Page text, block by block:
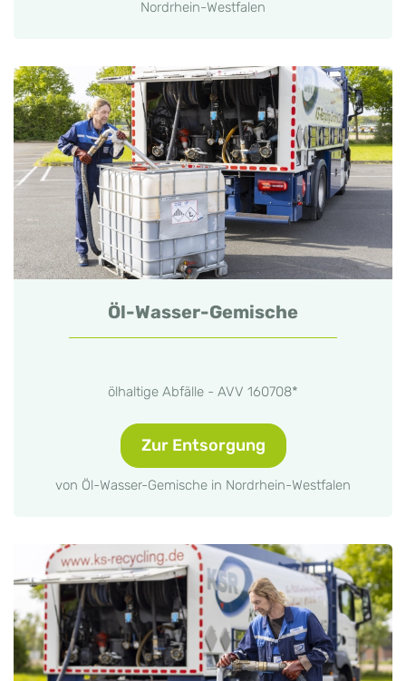
Nordrhein-Westfalen
Öl-Wasser-Gemische
ölhaltige Abfälle - AVV 160708*
Zur Entsorgung
von Öl-Wasser-Gemische in Nordrhein-Westfalen